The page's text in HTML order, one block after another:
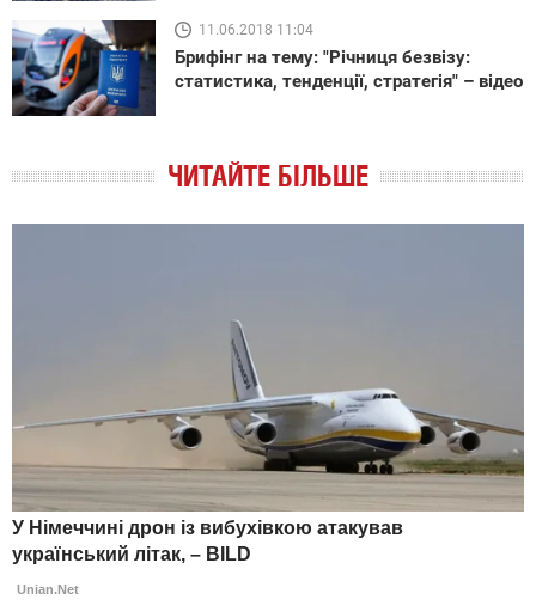
11.06.2018 11:04
Брифінг на тему: "Річниця безвізу:
статистика, тенденції, стратегія" – відео
ЧИТАЙТЕ БІЛЬШЕ